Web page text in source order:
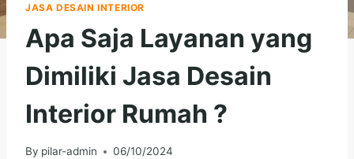
JASA DESAIN INTERIOR
Apa Saja Layanan yang
Dimiliki Jasa Desain
Interior Rumah ?
By pilar-admin 06/10/2024